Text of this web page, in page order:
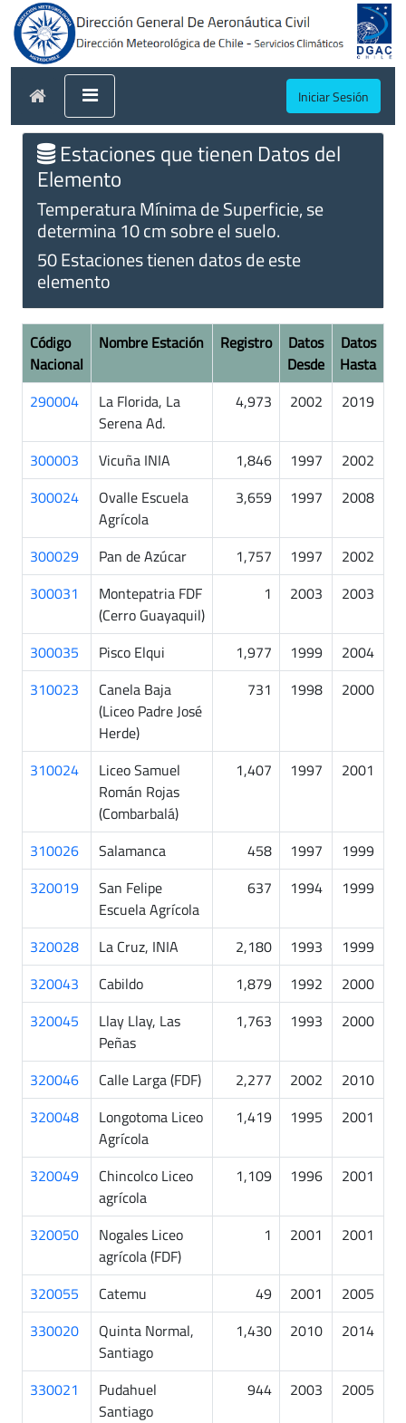
Iniciar Sesión
Estaciones que tienen Datos del
Elemento
Temperatura Mínima de Superficie, se
determina 10 cm sobre el suelo.
50 Estaciones tienen datos de este
elemento
Código
Nacional
Nombre Estación Registro
Datos
Desde
Datos
Hasta
290004
La Florida, La
Serena Ad.
4,973 2002 2019
300003 Vicuña INIA 1,846 1997
2002
300024
Ovalle Escuela
Agrícola
3,659 1997 2008
300029 Pan de Azúcar 1,757 1997
2002
300031
Montepatria FDF
(Cerro Guayaquil)
1 2003 2003
300035 Pisco Elqui 1,977 1999
2004
310023
Canela Baja
(Liceo Padre José
Herde)
731 1998 2000
310024
Liceo Samuel
Román Rojas
(Combarbalá)
1,407 1997 2001
310026 Salamanca 458 1997
1999
320019
San Felipe
Escuela Agrícola
637 1994 1999
320028 La Cruz, INIA 2,180 1993
1999
320043
Cabildo 1,879 1992
2000
320045
Llay Llay, Las
Peñas
1,763 1993 2000
320046 Calle Larga (FDF) 2,277 2002
2010
320048
Longotoma Liceo
Agrícola
1,419 1995 2001
320049
Chincolco Liceo
agrícola
1,109 1996 2001
320050
Nogales Liceo
agrícola (FDF)
1 2001 2001
320055 Catemu 49 2001
2005
330020
Quinta Normal,
Santiago
1,430 2010 2014
330021
Pudahuel
Santiago
944 2003 2005